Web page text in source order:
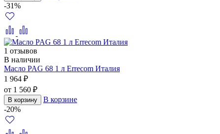
-31%
1 отзывов
В наличии
Масло PAG 68 1 л Errecom Италия
1 964 ₽
от 1 560 ₽
В корзину
В корзине
-20%